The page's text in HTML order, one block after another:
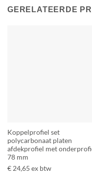
GERELATEERDE
Koppelprofiel set
polycarbonaat platen
afdekprofiel met
78 mm
€24,65 ex btw